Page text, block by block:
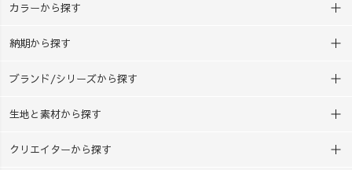
カラーから探す
納期から探す
ブランド/シリーズから探す
生地と素材から探す
クリエイターから探す